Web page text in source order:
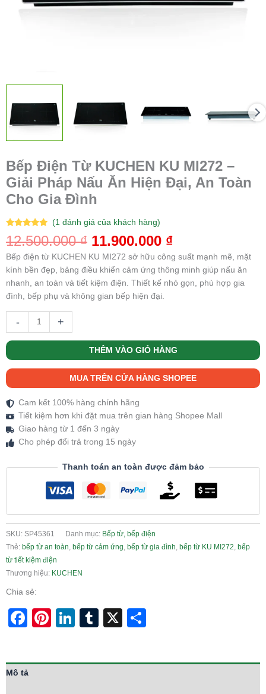
Bếp Điện Từ KUCHEN KU MI272 –
Giải Pháp Nấu Ăn Hiện Đại, An Toàn
Cho Gia Đình
5.00 trên 5
dựa trên
1
(1đánh giá của khách hàng)
12.500.000₫ 11.900.000 ₫
Bếp điện từ KUCHEN KU MI272 sở hữu công suất mạnh mẽ, mặt
kính bền đẹp, bảng điều khiển cảm ứng thông minh giúp nấu ăn
nhanh, an toàn và tiết kiệm điện. Thiết kế nhỏ gọn, phù hợp gia
đình, bếp phụ và không gian bếp hiện đại.
- +
THÊM VÀO GIỎ HÀNG
MUA TRÊN CỬA HÀNG SHOPEE
Cam kết 100% hàng chính hãng
Tiết kiệm hơn khi đặt mua trên gian hàng Shopee Mall
Giao hàng từ 1 đến 3 ngày
Cho phép đổi trả trong 15 ngày
Thanh toán an toàn được đảm bảo
SKU: SP45361 Danh mục: Bếp từ, bếp điện
Thẻ: bếp từ an toàn, bếp từ cảm ứng, bếp từ gia đình, bếp từ KU MI272, bếp
từ tiết kiệm điện
Thương hiệu: KUCHEN
Chia sẻ:
Facebook
Pinterest
LinkedIn
Tumblr
X
Mô tả